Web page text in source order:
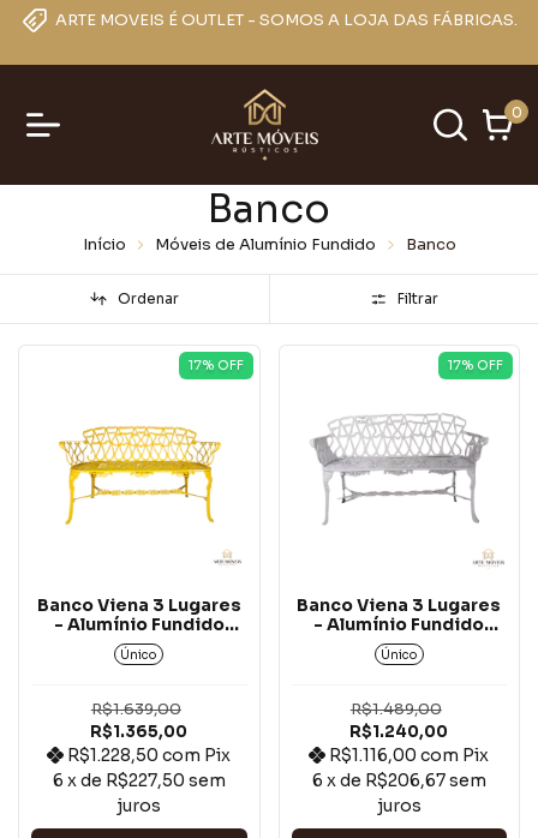
ARTE MOVEIS É OUTLET - SOMOS A LOJA DAS FÁBRICAS.
0
Banco
Início Móveis de Alumínio Fundido Banco
Ordenar Filtrar
17% OFF
Banco Viena 3 Lugares
- Alumínio Fundido
Amarelo*
Único
R$1.639,00
R$1.365,00
R$1.228,50com Pix
6 x de R$227,50 sem
juros
17% OFF
Banco Viena 3 Lugares
- Alumínio Fundido
Branco*
Único
R$1.489,00
R$1.240,00
R$1.116,00com Pix
6 x de R$206,67sem
juros